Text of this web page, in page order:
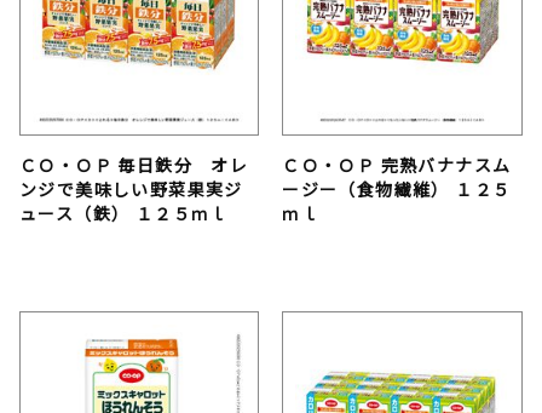
ＣＯ・ＯＰ 毎日鉄分 オレ
ンジで美味しい野菜果実ジ
ュース（鉄） １２５ｍｌ
ＣＯ・ＯＰ 完熟バナナスム
ージー（食物繊維） １２５
ｍｌ